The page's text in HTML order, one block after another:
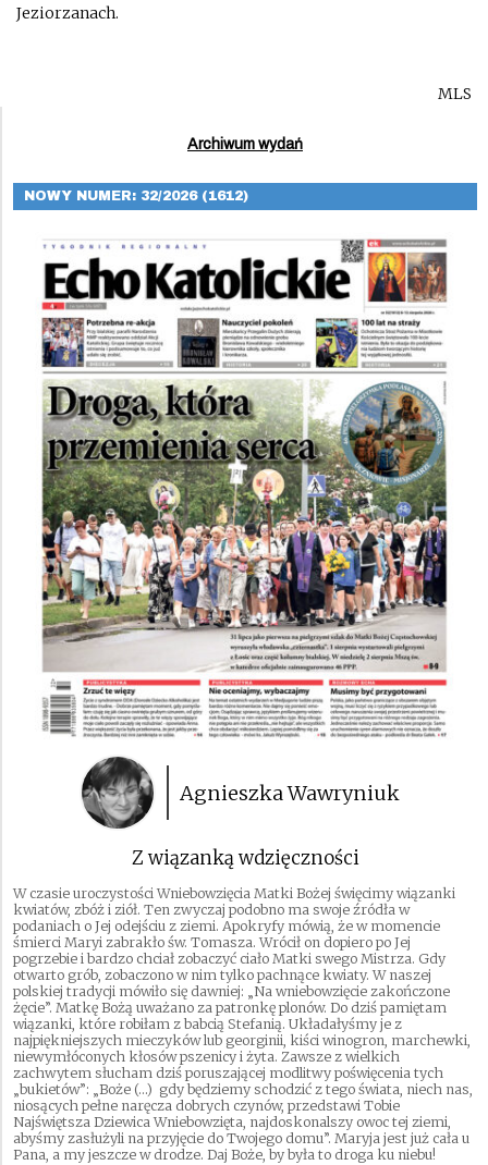
Jeziorzanach.
MLS
Archiwum wydań
NOWY NUMER: 32/2026 (1612)
Agnieszka Wawryniuk
Z wiązanką wdzięczności
W czasie uroczystości Wniebowzięcia Matki Bożej święcimy wiązanki
kwiatów, zbóż i ziół. Ten zwyczaj podobno ma swoje źródła w
podaniach o Jej odejściu z ziemi. Apokryfy mówią, że w momencie
śmierci Maryi zabrakło św. Tomasza. Wrócił on dopiero po Jej
pogrzebie i bardzo chciał zobaczyć ciało Matki swego Mistrza. Gdy
otwarto grób, zobaczono w nim tylko pachnące kwiaty. W naszej
polskiej tradycji mówiło się dawniej: „Na wniebowzięcie zakończone
żęcie”. Matkę Bożą uważano za patronkę plonów. Do dziś pamiętam
wiązanki, które robiłam z babcią Stefanią. Układałyśmy je z
najpiękniejszych mieczyków lub georginii, kiści winogron, marchewki,
niewymłóconych kłosów pszenicy i żyta. Zawsze z wielkich
zachwytem słucham dziś poruszającej modlitwy poświęcenia tych
„bukietów”: „Boże (…) gdy będziemy schodzić z tego świata, niech nas,
niosących pełne naręcza dobrych czynów, przedstawi Tobie
Najświętsza Dziewica Wniebowzięta, najdoskonalszy owoc tej ziemi,
abyśmy zasłużyli na przyjęcie do Twojego domu”. Maryja jest już cała u
Pana, a my jeszcze w drodze. Daj Boże, by była to droga ku niebu!